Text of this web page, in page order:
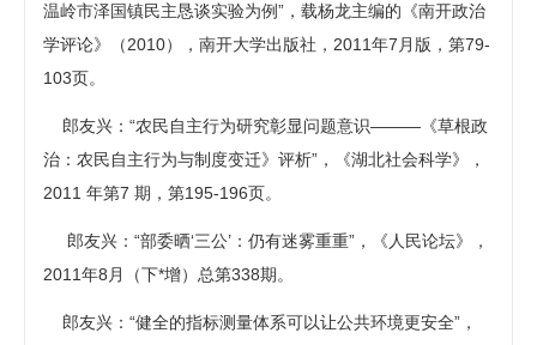
温岭市泽国镇民主恳谈实验为例”，载杨龙主编的《南开政治
学评论》（2010），南开大学出版社，2011年7月版，第79-
103页。
郎友兴：“农民自主行为研究彰显问题意识———《草根政
治：农民自主行为与制度变迁》评析”，《湖北社会科学》，
2011 年第7 期，第195-196页。
郎友兴：“部委晒‘三公’：仍有迷雾重重”，《人民论坛》，
2011年8月（下*增）总第338期。
郎友兴：“健全的指标测量体系可以让公共环境更安全”，